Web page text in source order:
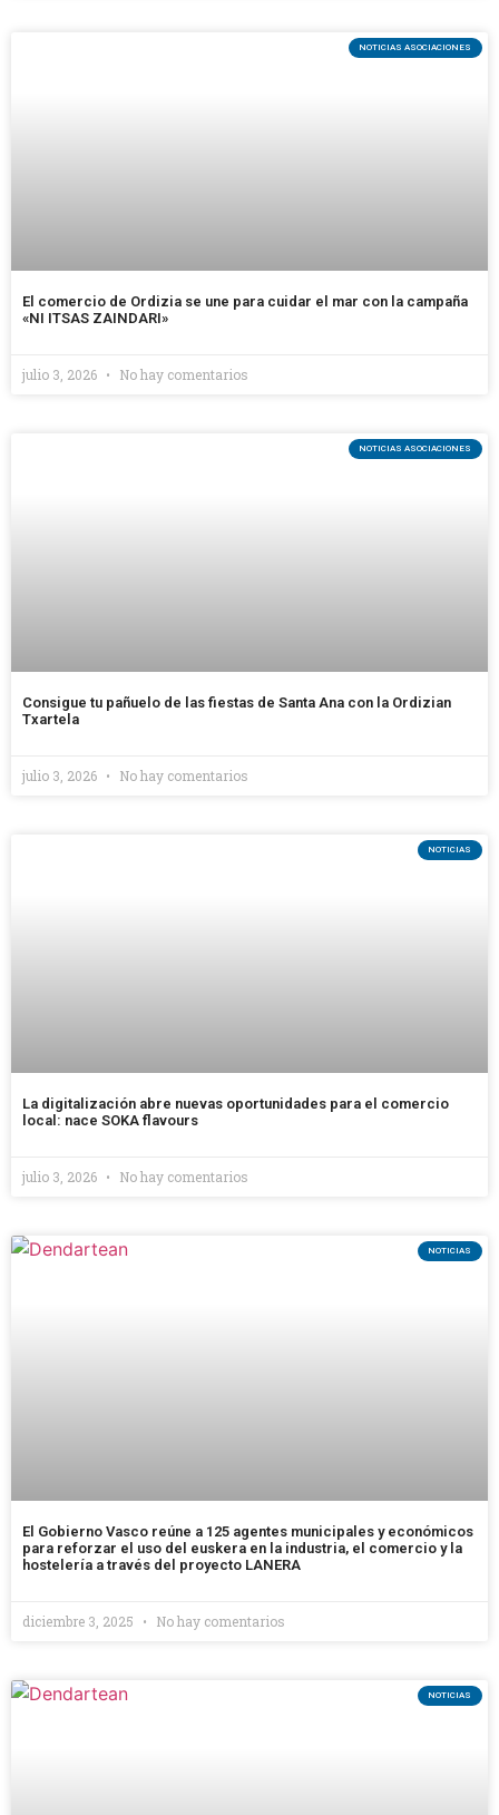
NOTICIAS ASOCIACIONES
El comercio de Ordizia se une para cuidar el mar con la campaña
«NI ITSAS ZAINDARI»
julio 3, 2026 No hay comentarios
NOTICIAS ASOCIACIONES
Consigue tu pañuelo de las fiestas de Santa Ana con la Ordizian
Txartela
julio 3, 2026 No hay comentarios
NOTICIAS
La digitalización abre nuevas oportunidades para el comercio
local: nace SOKA flavours
julio 3, 2026 No hay comentarios
NOTICIAS
El Gobierno Vasco reúne a 125 agentes municipales y económicos
para reforzar el uso del euskera en la industria, el comercio y la
hostelería a través del proyecto LANERA
diciembre 3, 2025 No hay comentarios
NOTICIAS